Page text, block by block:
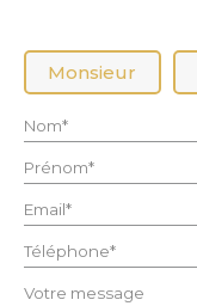
Civilité :
Monsieur
Nom* :
Prénom* :
Email* :
Téléphone* :
Votre message :